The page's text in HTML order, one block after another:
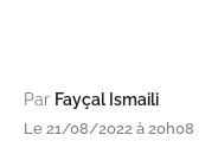
Par Fayçal Ismaili
Le 21/08/2022 à 20h08